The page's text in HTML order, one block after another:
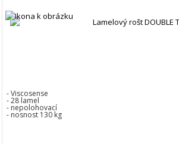
- Viscosense
- 28 lamel
- nepolohovací
- nosnost 130 kg